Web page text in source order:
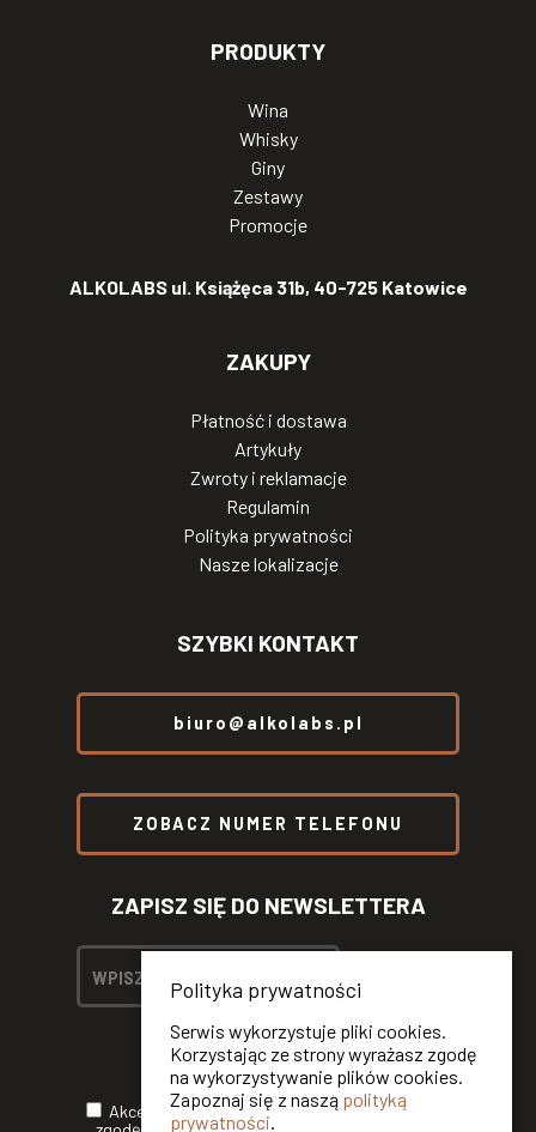
PRODUKTY
Wina
Whisky
Giny
Zestawy
Promocje
ALKOLABS ul. Książęca 31b, 40-725 Katowice
ZAKUPY
Płatność i dostawa
Artykuły
Zwroty i reklamacje
Regulamin
Polityka prywatności
Nasze lokalizacje
SZYBKI KONTAKT
biuro@alkolabs.pl
ZOBACZ NUMER TELEFONU
ZAPISZ SIĘ DO NEWSLETTERA
AkceptujęPolitykę Prywatnościoraz wyrażam
Polityka prywatności
Serwis wykorzystuje pliki cookies.
Korzystając ze strony wyrażasz zgodę
na wykorzystywanie plików cookies.
Zapoznaj się z naszą polityką
prywatności.